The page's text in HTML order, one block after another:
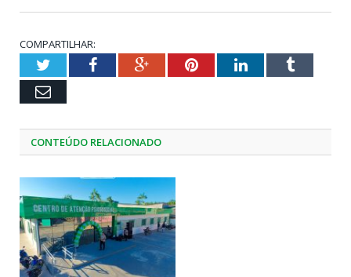
COMPARTILHAR:
TwitterFacebookGoogle+PinterestLinkedInTumblr
Email
CONTEÚDO RELACIONADO